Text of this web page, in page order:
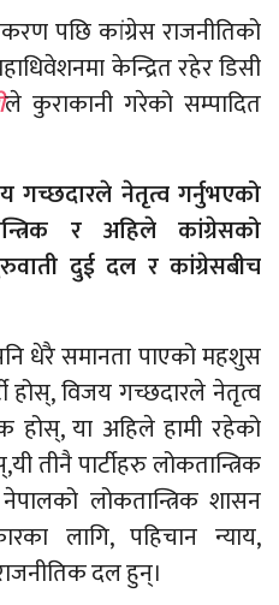
पछि कांग्रेस राजनीतिको
केन्द्रित रहेर डिसी
ले कुराकानी गरेको सम्पादित
गच्छदारले नेतृत्व गर्नुभएको
र अहिले कांग्रेसको
दुई दल र कांग्रेसबीच
धेरै समानता पाएको महशुस
होस्, विजय गच्छदारले नेतृत्व
होस्, या अहिले हामी रहेको
तीनै पार्टीहरु लोकतान्त्रिक
लोकतान्त्रिक शासन
लागि, पहिचान न्याय,
दल हुन्।